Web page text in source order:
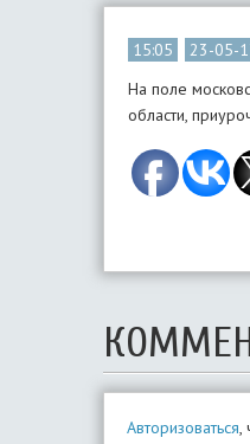
15:05 23-05-
На поле
области,
Авторизоваться,